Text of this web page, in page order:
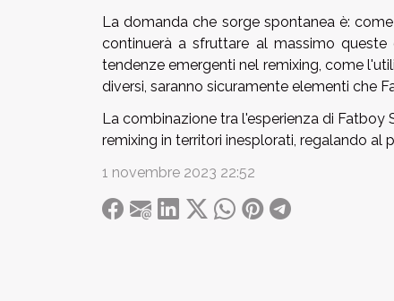
La domanda che sorge spontanea è:
continuerà a sfruttare al massimo
tendenze emergenti nel remixing, come
diversi, saranno sicuramente elementi che
La combinazione tra l'esperienza di
remixing in territori inesplorati, regalando al
1 novembre 2023 22:52